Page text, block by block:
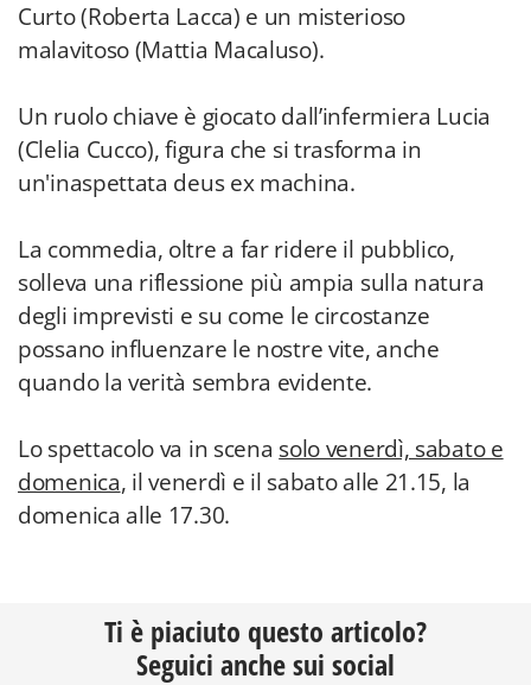
Curto (Roberta Lacca) e un misterioso
malavitoso (Mattia Macaluso).
Un ruolo chiave è giocato dall’infermiera Lucia
(Clelia Cucco), figura che si trasforma in
un'inaspettata deus ex machina.
La commedia, oltre a far ridere il pubblico,
solleva una riflessione più ampia sulla natura
degli imprevisti e su come le circostanze
possano influenzare le nostre vite, anche
quando la verità sembra evidente.
Lo spettacolo va in scena solo venerdì, sabato e
domenica, il venerdì e il sabato alle 21.15, la
domenica alle 17.30.
Ti è piaciuto questo articolo?
Seguici anche sui social